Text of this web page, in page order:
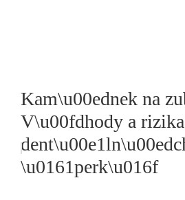
Kam\u00ednek na
V\u00fdhody a rizika
\u0161perk\u016f